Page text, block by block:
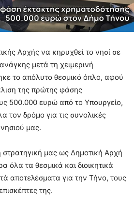
Αρχής να κηρυχθεί το νησί σε
μετά τη χειμερινή
το απόλυτο θεσμικό όπλο, αφού
της πρώτης φάσης
500.000 ευρώ από το Υπουργείο,
τον δρόμο για τις συνολικές
μας.
μας ως Δημοτική Αρχή
όλα τα θεσμικά και διοικητικά
αποτελέσματα για την Τήνο, τους
της.